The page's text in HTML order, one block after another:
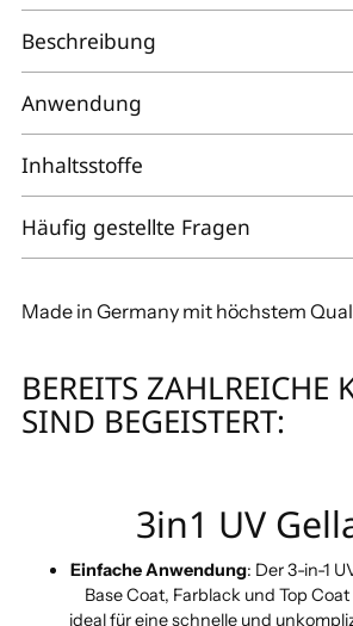
Produkt
in
den
Warenkorb
legen
Beschreibung
Anwendung
Inhaltsstoffe
Häufig gestellte Fragen
Made in Germany mit höchstem
BEREITS ZAHLREICHE
SIND BEGEISTERT:
3in1 UV
Einfache Anwendung: Der 3-in-1
Base Coat, Farblack und Top
ideal für eine schnelle und